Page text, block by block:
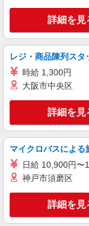
+
万円
キープ
詳細を見
レジ・商品陳列スタ
時給 1,300円
大阪市中央区
詳細を見
マイクロバスによる
日給 10,900円〜
神戸市須磨区
詳細を見